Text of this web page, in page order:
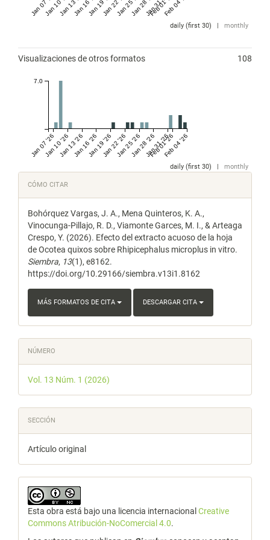
daily (first 30) | monthly
Visualizaciones de otros formatos 108
Jan 07 '26Jan 10 '26Jan 13 '26Jan 16 '26Jan 19 '26Jan 22 '26Jan 25 '26Jan 28 '26Jan 31 '26
Feb 01 '26Feb 04 '26
7.0
daily (first 30) | monthly
Detalles
del
artículo
CÓMO CITAR
Bohórquez Vargas, J. A., Mena Quinteros, K. A.,
Vinocunga-Pillajo, R. D., Viamonte Garces, M. I., & Arteaga
Crespo, Y. (2026). Efecto del extracto acuoso de la hoja
de Ocotea quixos sobre Rhipicephalus microplus in vitro.
Siembra, 13(1), e8162.
https://doi.org/10.29166/siembra.v13i1.8162
MÁS FORMATOS DE CITA DESCARGAR CITA
NÚMERO
Vol. 13 Núm. 1 (2026)
SECCIÓN
Artículo original
Esta obra está bajo una licencia internacional Creative
Commons Atribución-NoComercial 4.0.